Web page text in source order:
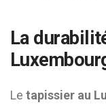
La
Le tapissier au